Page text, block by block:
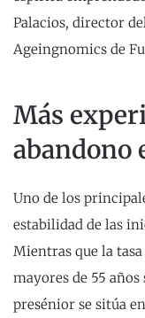
Palacios, director
Ageingnomics de
Más
abandono
Uno de los
estabilidad de las
Mientras que la
mayores de 55 años
presénior se sitúa